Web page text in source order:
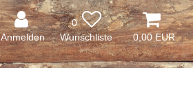
Anmelden
0
0,00 EUR